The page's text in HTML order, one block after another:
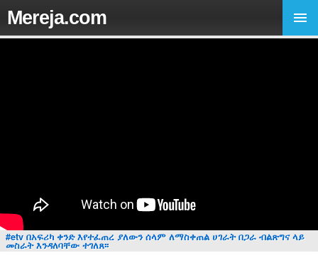
Mereja.com
#etv በአፍሪካ ቀንድ እየተፈጠረ ያለውን ሰላም ለማስቀጠል ሀገራት በጋራ ብልጽግና ላይ
መስራት እንዳለባቸው ተገለጸ፡፡